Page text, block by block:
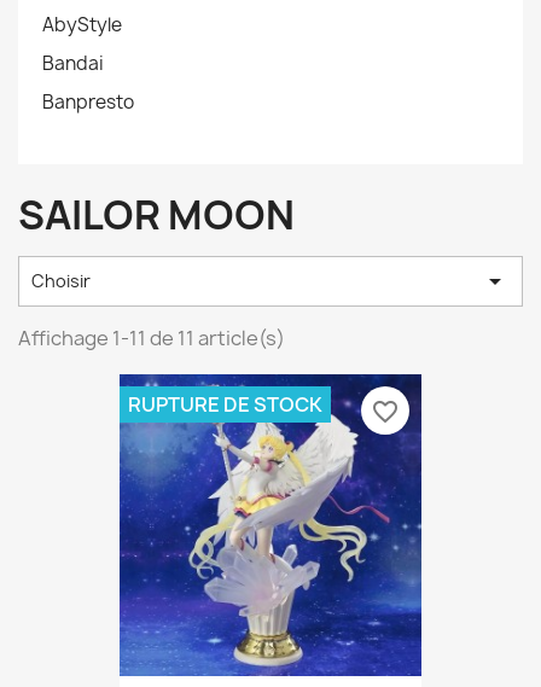
AbyStyle
Bandai
Banpresto
SAILOR MOON
Choisir 
Affichage 1-11 de 11 article(s)
RUPTURE DE STOCK favorite_border